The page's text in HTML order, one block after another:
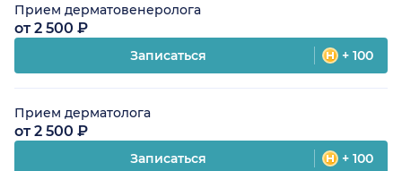
Прием дерматовенеролога
от 2 500 ₽
Записаться + 100
Прием дерматолога
от 2 500 ₽
Записаться + 100